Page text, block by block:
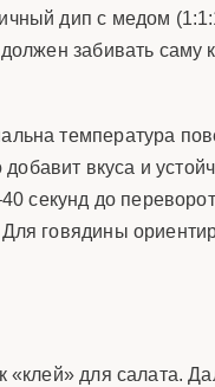
дип с медом
забивать саму
температура
вкуса и
секунд до
говядины
для салата.